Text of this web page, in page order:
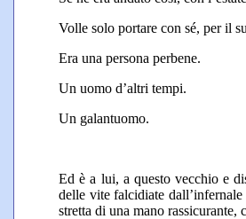
Volle solo portare con sé, per il
Era una persona perbene.
Un uomo d’altri tempi.
Un galantuomo.
Ed è a lui, a questo vecchio e
delle vite falcidiate
stretta di una mano rassicurante,